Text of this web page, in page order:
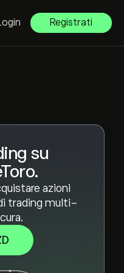
Registrati
su
azioni
trading multi-